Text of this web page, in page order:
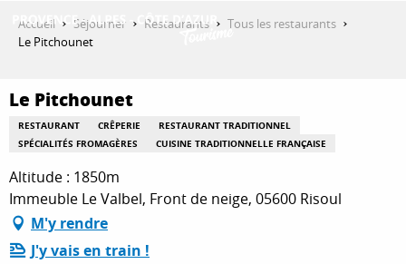
QUE FAIRE ?
SÉJOURNER
Accueil Séjourner Restaurants
Tous les restaurants
Le Pitchounet
Le Pitchounet
RESTAURANT CRÊPERIE
RESTAURANT TRADITIONNEL
SPÉCIALITÉS FROMAGÈRES
CUISINE TRADITIONNELLE FRANÇAISE
Altitude : 1850m
Immeuble Le Valbel, Front de neige, 05600 Risoul
M'y rendre
J'y vais en train !